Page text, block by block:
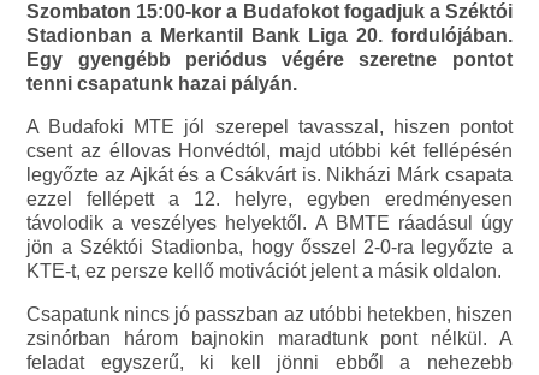
Szombaton 15:00-kor a Budafokot fogadjuk a Széktói
Stadionban a Merkantil Bank Liga 20. fordulójában.
Egy gyengébb periódus végére szeretne pontot
tenni csapatunk hazai pályán.
A Budafoki MTE jól szerepel tavasszal, hiszen pontot
csent az éllovas Honvédtól, majd utóbbi két fellépésén
legyőzte az Ajkát és a Csákvárt is. Nikházi Márk csapata
ezzel fellépett a 12. helyre, egyben eredményesen
távolodik a veszélyes helyektől. A BMTE ráadásul úgy
jön a Széktói Stadionba, hogy ősszel 2-0-ra legyőzte a
KTE-t, ez persze kellő motivációt jelent a másik oldalon.
Csapatunk nincs jó passzban az utóbbi hetekben, hiszen
zsinórban három bajnokin maradtunk pont nélkül. A
feladat egyszerű, ki kell jönni ebből a nehezebb